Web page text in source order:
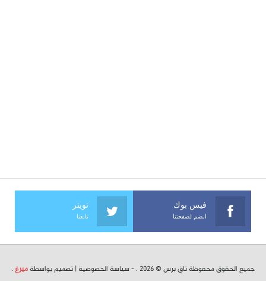
فيس بوك
انضم لصفحتنا
تويتر
تابعنا
جميع الحقوق محفوظة تاق برس © 2026 . - سياسة الخصوصية | تصميم بواسطة ميرغ .